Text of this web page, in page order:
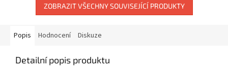
ZOBRAZIT VŠECHNY SOUVISEJÍCÍ PRODUKTY
Popis Hodnocení Diskuze
Detailní popis produktu